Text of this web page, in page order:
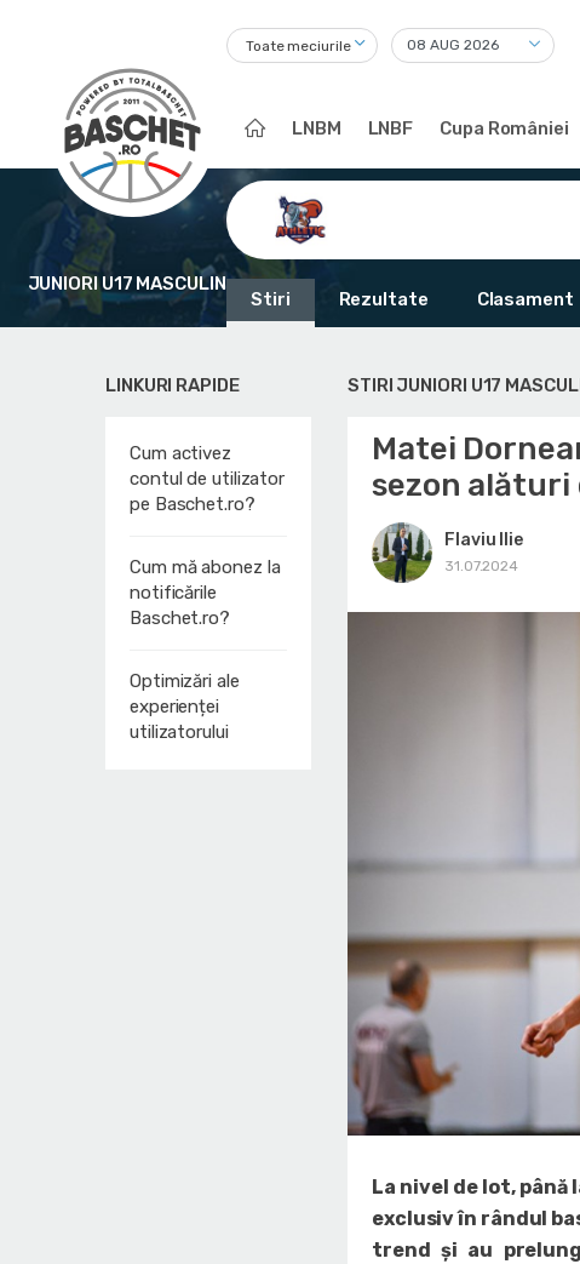
Toate meciurile
LNBM LNBF Cupa României
JUNIORI U17 MASCULIN
Stiri Rezultate Clasament
LINKURI RAPIDE
Cum activez
contul de utilizator
pe Baschet.ro?
Cum mă abonez la
notificările
Baschet.ro?
Optimizări ale
experienței
utilizatorului
STIRI JUNIORI U17
Matei
sezon alături
Flaviu Ilie
31.07.2024
La nivel de lot,
exclusiv în rândul
trend și au